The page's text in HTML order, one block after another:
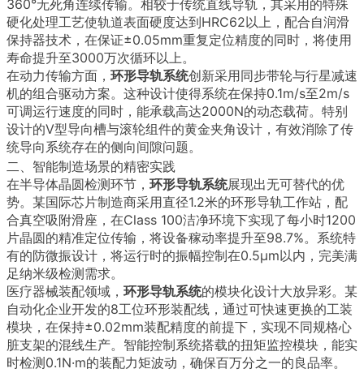
360°无死角连续传输。相较于传统直线导轨，其采用的特殊
硬化处理工艺使轨道表面硬度达到HRC62以上，配合自润滑
保持器技术，在保证±0.05mm重复定位精度的同时，将使用
寿命提升至3000万次循环以上。
在动力传输方面， 环形导轨系统创新采用同步带轮与行星减速
机的组合驱动方案。这种设计使得系统在保持0.1m/s至2m/s
可调运行速度的同时，能承载高达2000N的动态载荷。特别
设计的V型导向槽与滚轮组件的黄金夹角设计，有效消除了传
统导向系统存在的侧向间隙问题。
二、智能制造场景的精密实践
在半导体晶圆检测环节， 环形导轨系统展现出无可替代的优
势。某国际芯片制造商采用直径1.2米的环形导轨工作站，配
合真空吸附滑座，在Class 100洁净环境下实现了每小时1200
片晶圆的精准定位传输，将设备稼动率提升至98.7%。系统特
有的防微振设计，将运行时的振幅控制在0.5μm以内，完美满
足纳米级检测需求。
医疗器械装配领域， 环形导轨系统的模块化设计大放异彩。某
自动化企业开发的8工位环形装配线，通过可快速更换的工装
模块，在保持±0.02mm装配精度的前提下，实现不同规格心
脏支架的混线生产。智能控制系统搭载的扭矩监控模块，能实
时检测0.1N·m的装配力矩波动，确保百万分之一的良品率。